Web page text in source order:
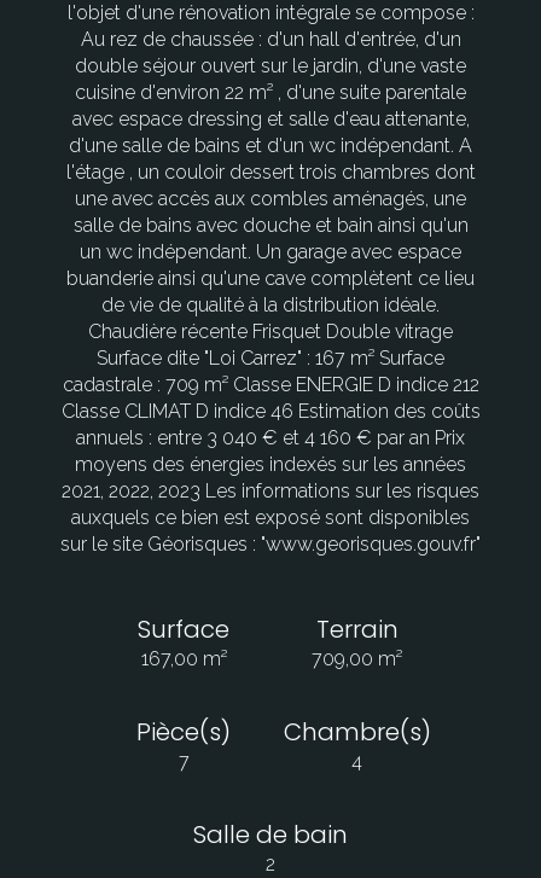
l'objet d'une rénovation intégrale se compose :
Au rez de chaussée : d'un hall d'entrée, d'un
double séjour ouvert sur le jardin, d'une vaste
cuisine d'environ 22 m² , d'une suite parentale
avec espace dressing et salle d'eau attenante,
d'une salle de bains et d'un wc indépendant. A
l'étage , un couloir dessert trois chambres dont
une avec accès aux combles aménagés, une
salle de bains avec douche et bain ainsi qu'un
un wc indépendant. Un garage avec espace
buanderie ainsi qu'une cave complètent ce lieu
de vie de qualité à la distribution idéale.
Chaudière récente Frisquet Double vitrage
Surface dite "Loi Carrez" : 167 m² Surface
cadastrale : 709 m² Classe ENERGIE D indice 212
Classe CLIMAT D indice 46 Estimation des coûts
annuels : entre 3 040 € et 4 160 € par an Prix
moyens des énergies indexés sur les années
2021, 2022, 2023 Les informations sur les risques
auxquels ce bien est exposé sont disponibles
sur le site Géorisques : "www.georisques.gouv.fr"
Surface
167,00 m²
Terrain
709,00 m²
Pièce(s)
7
Chambre(s)
4
Salle de bain
2